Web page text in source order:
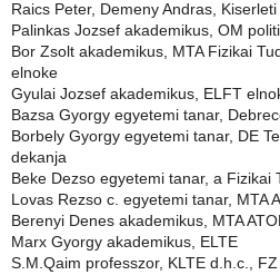
Raics Peter, Demeny Andras,
Palinkas Jozsef akademikus, OM
Bor Zsolt akademikus, MTA Fizikai
elnoke
Gyulai Jozsef akademikus, ELFT
Bazsa Gyorgy egyetemi tanar,
Borbely Gyorgy egyetemi tanar, DE
dekanja
Beke Dezso egyetemi tanar, a Fizikai
Lovas Rezso c. egyetemi tanar, MTA
Berenyi Denes akademikus, MTA
Marx Gyorgy akademikus, ELTE
S.M.Qaim professzor, KLTE d.h.c.,